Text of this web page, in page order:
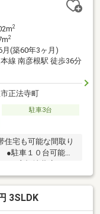
2
2
月(築60年3ヶ月)
本線 南彦根駅 徒歩36分
正法寺町
駐車3台
宅も可能な間取り
●駐車１０台可能
による。） ■公簿面
面積約３０９．７㎡
水-個別浄化槽、雑
3SLDK